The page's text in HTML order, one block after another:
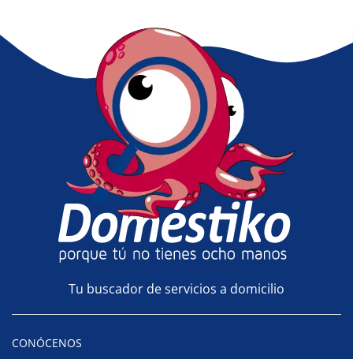
Tu buscador de servicios a domicilio
CONÓCENOS